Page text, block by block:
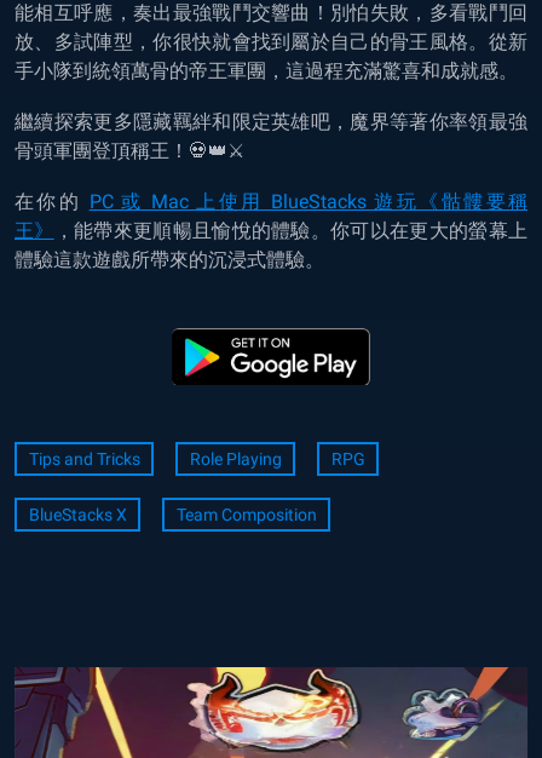
能相互呼應，奏出最強戰鬥交響曲！別怕失敗，多看戰鬥回
放、多試陣型，你很快就會找到屬於自己的骨王風格。從新
手小隊到統領萬骨的帝王軍團，這過程充滿驚喜和成就感。
繼續探索更多隱藏羈絆和限定英雄吧，魔界等著你率領最強
骨頭軍團登頂稱王！💀👑⚔️
在你的 PC 或 Mac 上使用 BlueStacks 遊玩《骷髏要稱
王》
，能帶來更順暢且愉悅的體驗。你可以在更大的螢幕上
體驗這款遊戲所帶來的沉浸式體驗。
Tips and Tricks Role Playing RPG
BlueStacks X Team Composition